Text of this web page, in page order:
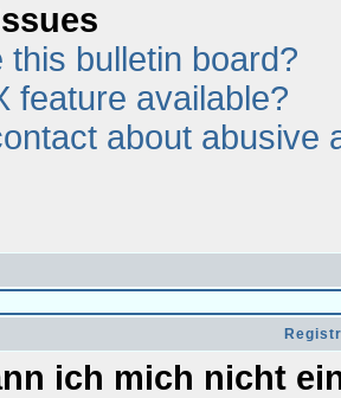
this bulletin board?
feature available?
about abusive
ich mich nicht